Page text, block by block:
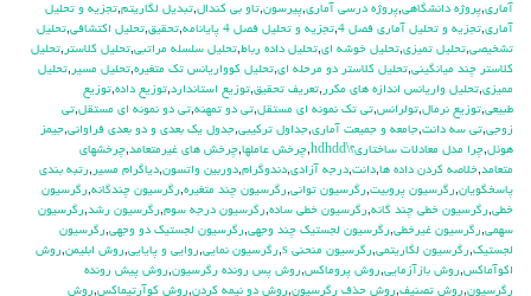
آماري,پروژه دانشگاهي,پروژه درسي آماري,پيرسون,تاو بي کندال,تبديل لگاريتم,تجزيه و تحليل
آماري,تجزيه و تحليل آماري فصل 4 ,تجزيه و تحليل فصل 4 پايانامه ,تحقيق,تحليل اكتشافي,تحليل
تشخيصي,تحليل تميزي,تحليل خوشه اي,تحليل داده رباط,تحليل سلسله مراتبي,تحليل كلاستر ,تحليل
كلاستر چند ميانگيني,تحليل كلاستر دو مرحله اي,تحليل كوواريانس تك متغيره,تحليل مسير ,تحليل
مميزي,تحليل واريانس اندازه هاي مكرر ,تعريف تحقيق,توزيع استاندارد,توزيع داده,توزيع
طبيعي,توزيع نرمال,تولرانس,تي تک نمونه اي مستقل,تي دو تمهنه,تي دو نمونه اي مستقل,تي
زوجي,تي سه دانت,جامعه و جميعت آماري,جداول تركيبي,جدول يك بعدي و دو بعدي فراواني,جيمز
هوئل,چرا مدل معادلات ساختاری؟\hdhdd ,چرخش عاملها,چرخش هاي غيرمتعامد,چرخشهاي
متعامد,خلاصه كردن داده ها,دانت,درجه آزادي,دندوگرام,دوربين واتسون,دياگرام مسير ,رتبه بندي
پاسخگويان,رگرسيون پروبيت,رگرسيون تواني,رگرسيون چند متغيره,رگرسيون چندگانه,رگرسيون
خطي,رگرسيون خطي چند گانه,رگرسيون خطي ساده,رگرسيون درجه سوم,رگرسيون رشد,رگرسيون
سهمي,رگرسيون غيرخطي,رگرسيون لجستيك چند وجهي,رگرسيون لجستيك دو وجهي,رگرسيون
لجستيک,رگرسيون لگاريتمي,رگرسيون منحني s ,رگرسيون نمايي,روايي و پايايي,روش ابليمن,روش
اكوآماكس,روش بازآزمايي,روش پروماكس,روش پس رونده رگرسيون,روش پيش رونده
رگرسيون,روش تصنيف,روش حذف رگرسيون,روش دو نيمه كردن,روش كوآرتيماكس,روش